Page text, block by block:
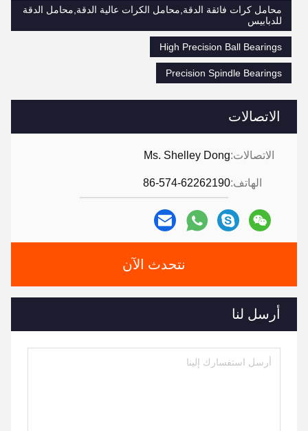
الاتصالات
الاتصالات:Ms. Shelley Dong
الهاتف:86-574-62262190
نتحدث الآن
أرسل لنا
محامل كرات فائقة الدقة,محامل الكرات عالية الدقة,محامل الدقة
للدبابيس
High Precision Ball Bearings
Precision Spindle Bearings